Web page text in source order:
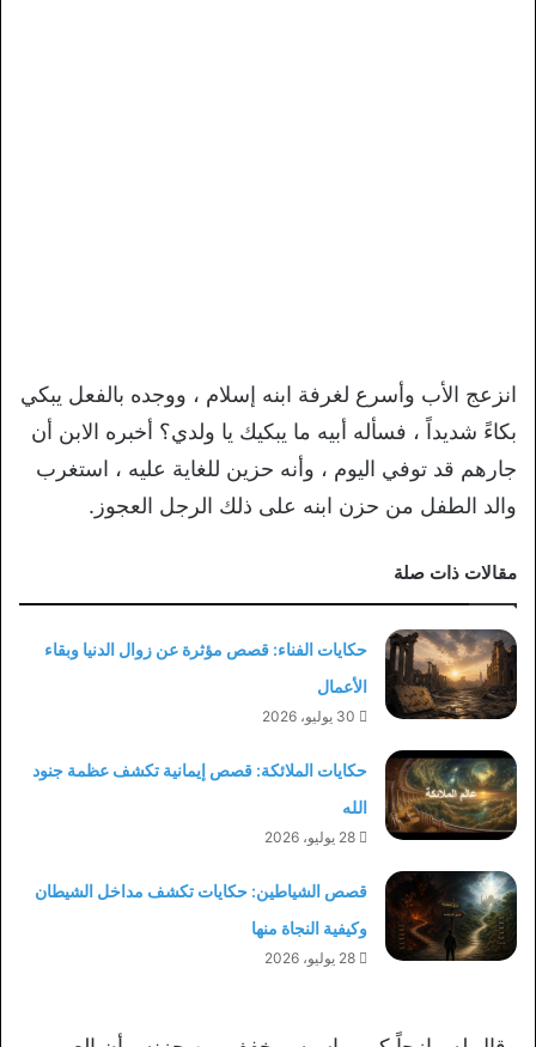
انزعج الأب وأسرع لغرفة ابنه إسلام ، ووجده بالفعل يبكي
بكاءً شديداً ، فسأله أبيه ما يبكيك يا ولدي؟ أخبره الابن أن
جارهم قد توفي اليوم ، وأنه حزين للغاية عليه ، استغرب
والد الطفل من حزن ابنه على ذلك الرجل العجوز.
مقالات ذات صلة
حكايات الفناء: قصص مؤثرة عن زوال الدنيا وبقاء
الأعمال
30 يوليو، 2026
حكايات الملائكة: قصص إيمانية تكشف عظمة جنود
الله
28 يوليو، 2026
قصص الشياطين: حكايات تكشف مداخل الشيطان
وكيفية النجاة منها
28 يوليو، 2026